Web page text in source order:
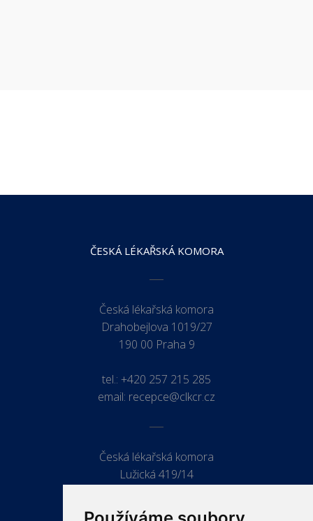
ČESKÁ LÉKAŘSKÁ KOMORA
Česká lékařská komora
Drahobejlova 1019/27
190 00 Praha 9
tel.: +420 257 215 285
email: recepce@clkcr.cz
Česká lékařská komora
Lužická 419/14